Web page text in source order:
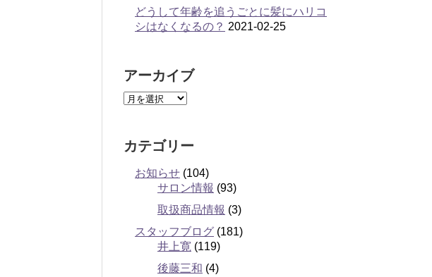
どうして年齢を追うごとに髪にハリコ
シはなくなるの？ 2021-02-25
アーカイブ
カテゴリー
お知らせ (104)
サロン情報 (93)
取扱商品情報 (3)
スタッフブログ (181)
井上寛 (119)
後藤三和 (4)